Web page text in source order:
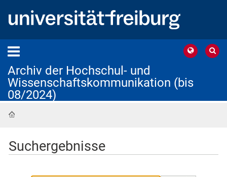
Archiv der Hochschul- und
Wissenschaftskommunikation (bis
08/2024)
Suchergebnisse